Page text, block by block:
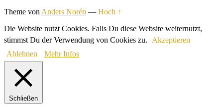
Theme von Anders Norén — Hoch ↑
Die Website nutzt Cookies. Falls Du diese Website weiternutzt,
stimmst Du der Verwendung von Cookies zu.
Akzeptieren
Ablehnen
Mehr Infos
Schließen